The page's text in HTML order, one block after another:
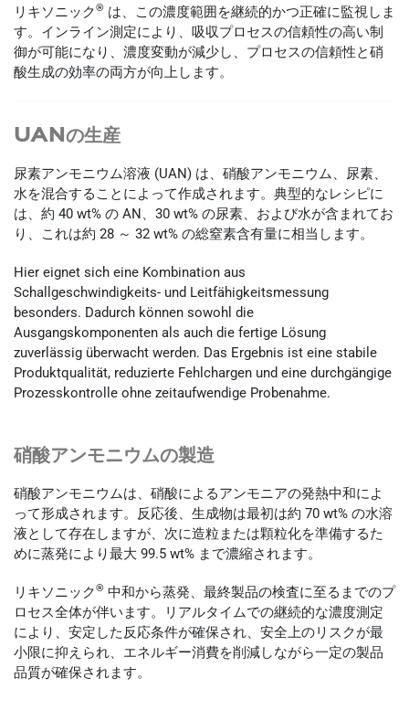
リキソニック® は、この濃度範囲を継続的かつ正確に監視しま
す。インライン測定により、吸収プロセスの信頼性の高い制
御が可能になり、濃度変動が減少し、プロセスの信頼性と硝
酸生成の効率の両方が向上します。
UANの生産
尿素アンモニウム溶液 (UAN) は、硝酸アンモニウム、尿素、
水を混合することによって作成されます。典型的なレシピに
は、約 40 wt% の AN、30 wt% の尿素、および水が含まれてお
り、これは約 28 ～ 32 wt% の総窒素含有量に相当します。
Hier eignet sich eine Kombination aus
Schallgeschwindigkeits- und Leitfähigkeitsmessung
besonders. Dadurch können sowohl die
Ausgangskomponenten als auch die fertige Lösung
zuverlässig überwacht werden. Das Ergebnis ist eine stabile
Produktqualität, reduzierte Fehlchargen und eine durchgängige
Prozesskontrolle ohne zeitaufwendige Probenahme.
硝酸アンモニウムの製造
硝酸アンモニウムは、硝酸によるアンモニアの発熱中和によ
って形成されます。反応後、生成物は最初は約 70 wt% の水溶
液として存在しますが、次に造粒または顆粒化を準備するた
めに蒸発により最大 99.5 wt% まで濃縮されます。
リキソニック® 中和から蒸発、最終製品の検査に至るまでのプ
ロセス全体が伴います。リアルタイムでの継続的な濃度測定
により、安定した反応条件が確保され、安全上のリスクが最
小限に抑えられ、エネルギー消費を削減しながら一定の製品
品質が確保されます。